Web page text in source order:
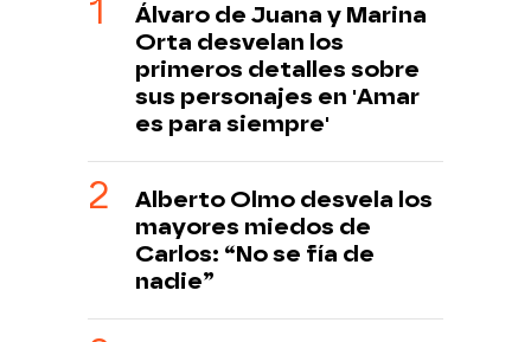
Álvaro de Juana y Marina
Orta desvelan los
primeros detalles sobre
sus personajes en 'Amar
es para siempre'
Alberto Olmo desvela los
mayores miedos de
Carlos: “No se fía de
nadie”